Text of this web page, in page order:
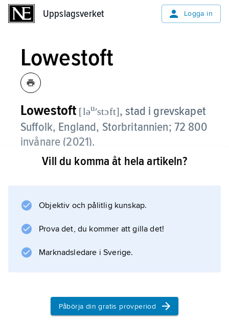
Uppslagsverket Logga in
Lowestoft
Lowestoft [ləuʹstɔft],stad i grevskapet
Suffolk, England, Storbritannien; 72 800
invånare (2021).
Lowestoft, som ligger nordöst om London, är
blev tidigt en mycket omtyckt badort. Åren
(Lowestoft porcelain).
Vill du komma åt hela artikeln?
Objektiv och pålitlig kunskap.
Prova det, du kommer att gilla det!
Marknadsledare i Sverige.
Påbörja din gratis provperiod